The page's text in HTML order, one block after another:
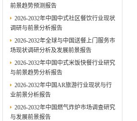
前景趋势预测报告
2026-2032年中国中式社区餐饮行业现状
调研与前景分析报告
2026-2032年全球与中国送餐上门服务市
场现状调研分析及发展前景报告
2026-2032年中国中式米饭快餐行业研究
与前景趋势分析报告
2026-2032年中国AR旅游行业现状与行
业前景分析报告
2026-2032年中国燃气炸炉市场调查研究
与发展前景报告